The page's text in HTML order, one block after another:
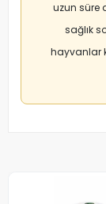
uzun süre
sağlık
hayvanlar